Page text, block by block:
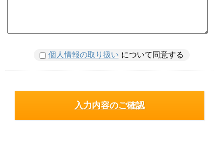
個人情報の取り扱い について同意する